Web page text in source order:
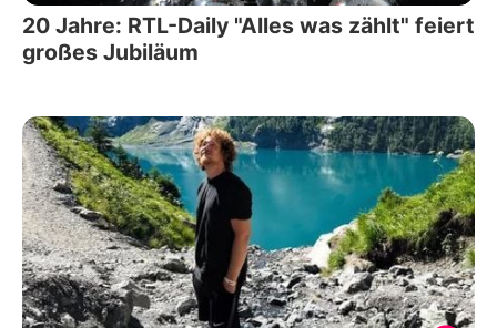
20 Jahre: RTL-Daily "Alles was zählt" feiert
großes Jubiläum